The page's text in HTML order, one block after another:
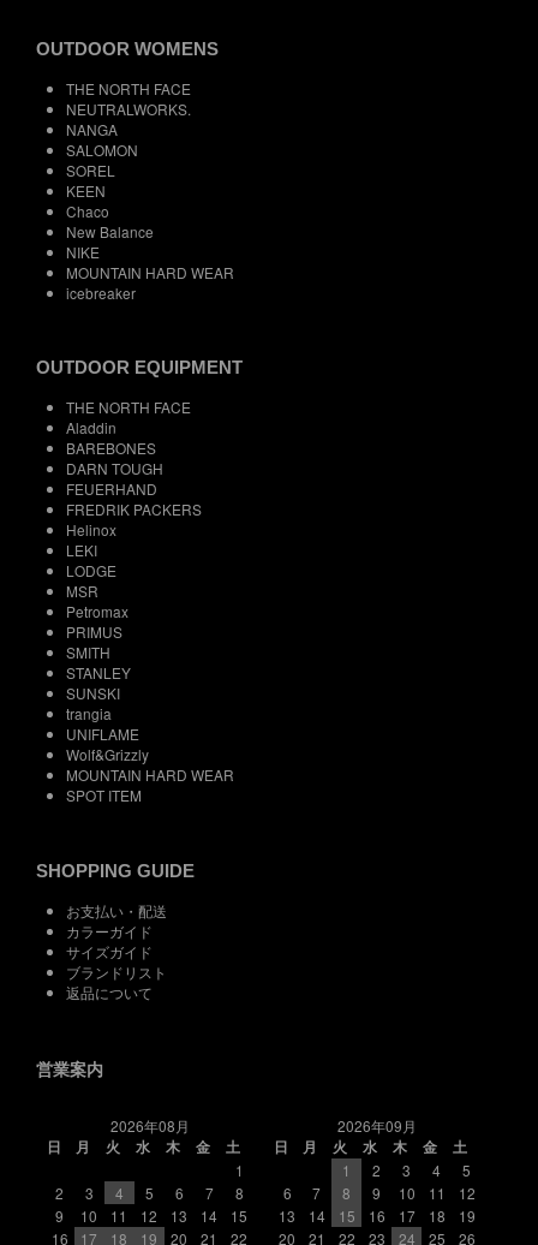
OUTDOOR WOMENS
THE NORTH FACE
NEUTRALWORKS.
NANGA
SALOMON
SOREL
KEEN
Chaco
New Balance
NIKE
MOUNTAIN HARD WEAR
icebreaker
OUTDOOR EQUIPMENT
THE NORTH FACE
Aladdin
BAREBONES
DARN TOUGH
FEUERHAND
FREDRIK PACKERS
Helinox
LEKI
LODGE
MSR
Petromax
PRIMUS
SMITH
STANLEY
SUNSKI
trangia
UNIFLAME
Wolf&Grizzly
MOUNTAIN HARD WEAR
SPOT ITEM
SHOPPING GUIDE
お支払い・配送
カラーガイド
サイズガイド
ブランドリスト
返品について
営業案内
2026年08月
日
月 火 水 木 金
土
1
2
3 4 5 6 7
8
9
10 11 12 13 14
15
16
17 18 19 20 21 22
2026年09月
日
月 火 水 木 金
土
1
2 3 4
5
6
7 8 9 10 11
12
13
14 15 16 17 18
19
20
21 22 23 24 25 26